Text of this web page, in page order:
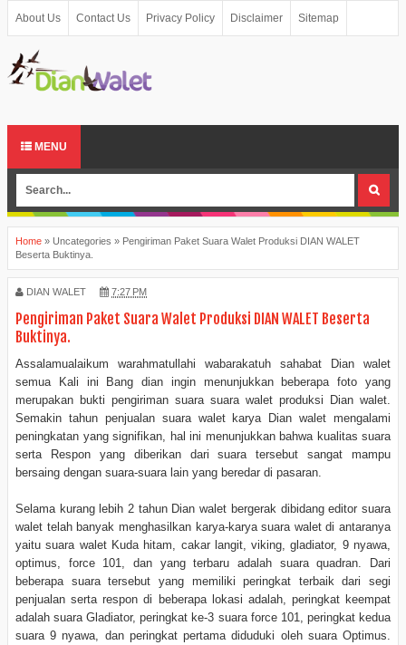
About Us Contact Us Privacy Policy Disclaimer Sitemap
MENU
Home » Uncategories » Pengiriman Paket Suara Walet Produksi DIAN WALET
Beserta Buktinya.
DIAN WALET 7:27 PM
Pengiriman Paket Suara Walet Produksi DIAN WALET Beserta
Buktinya.
Assalamualaikum warahmatullahi wabarakatuh sahabat Dian walet
semua Kali ini Bang dian ingin menunjukkan beberapa foto yang
merupakan bukti pengiriman suara suara walet produksi Dian walet.
Semakin tahun penjualan suara walet karya Dian walet mengalami
peningkatan yang signifikan, hal ini menunjukkan bahwa kualitas suara
serta Respon yang diberikan dari suara tersebut sangat mampu
bersaing dengan suara-suara lain yang beredar di pasaran.
Selama kurang lebih 2 tahun Dian walet bergerak dibidang editor suara
walet telah banyak menghasilkan karya-karya suara walet di antaranya
yaitu suara walet Kuda hitam, cakar langit, viking, gladiator, 9 nyawa,
optimus, force 101, dan yang terbaru adalah suara quadran. Dari
beberapa suara tersebut yang memiliki peringkat terbaik dari segi
penjualan serta respon di beberapa lokasi adalah, peringkat keempat
adalah suara Gladiator, peringkat ke-3 suara force 101, peringkat kedua
suara 9 nyawa, dan peringkat pertama diduduki oleh suara Optimus.